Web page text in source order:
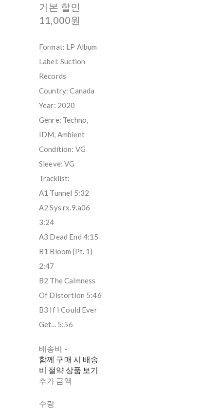
기본 할인
11,000원
Format: LP Album
Label: Suction
Records
Country: Canada
Year: 2020
Genre: Techno,
IDM, Ambient
Condition: VG
Sleeve: VG
Tracklist:
A1 Tunnel 5:32
A2 Sys.rx.9.a06
3:24
A3 Dead End 4:15
B1 Bloom (Pt. 1)
2:47
B2 The Calmness
Of Distortion 5:46
B3 If I Could Ever
Get... 5:56
배송비 -
함께 구매 시 배송
비 절약 상품 보기
추가 금액
수량